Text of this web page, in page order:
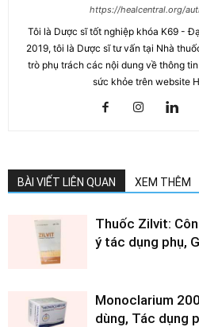
https://healcentral.org/
Tôi là Dược sĩ tốt nghiệp khóa K69 -
2019, tôi là Dược sĩ tư vấn tại Nhà
trò phụ trách các nội dung về thông
sức khỏe trên website
BÀI VIẾT LIÊN QUAN XEM THÊM
Thuốc Zilvit:
ý tác dụng phụ,
Monoclarium
dùng, Tác dụng